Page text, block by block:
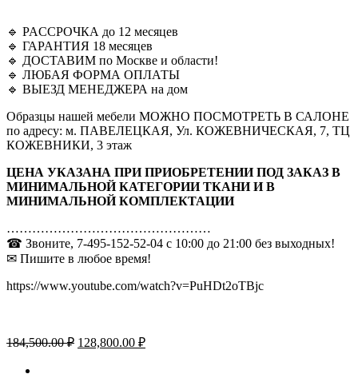
🔹 PAССРOЧКА дo 12 мeсяцeв
🔹 ГАPAНTИЯ 18 меcяцeв
🔹 ДOCTABИМ по Москве и области!
🔹 ЛЮБАЯ ФОРМА ОПЛАТЫ
🔹 ВЫЕЗД МЕНЕДЖЕРА на дом
Образцы нашей мебели МОЖНО ПОСМОТРЕТЬ В САЛОНЕ
по адресу: м. ПАВЕЛЕЦКАЯ, Ул. КОЖЕВНИЧЕСКАЯ, 7, ТЦ
КОЖЕВНИКИ, 3 этаж
ЦЕНА УКАЗАНА ПРИ ПРИОБРЕТЕНИИ ПОД ЗАКАЗ В
МИНИМАЛЬНОЙ КАТЕГОРИИ ТКАНИ И В
МИНИМАЛЬНОЙ КОМПЛЕКТАЦИИ
…………………………………………
☎ Звоните, 7-495-152-52-04 с 10:00 до 21:00 без выходных!
✉ Пишите в любое время!
https://www.youtube.com/watch?v=PuHDt2oTBjc
184,500.00₽ Первоначальная
128,800.00 ₽Текущая